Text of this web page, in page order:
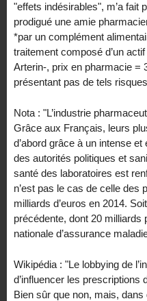
"effets indésirables", m’a fait
prodigué une amie
*par un complément
traitement composé d’un
Arterin-, prix en pharmacie =
présentant pas de tels
Nota : "L’industrie
Grâce aux Français, leurs
d’abord grâce à un intense
des autorités politiques et
santé des laboratoires est
n’est pas le cas de celle des
milliards d’euros en 2014.
précédente, dont 20
nationale d’assurance
Wikipédia : "Le lobbying de
d’influencer les
Bien sûr que non, mais,